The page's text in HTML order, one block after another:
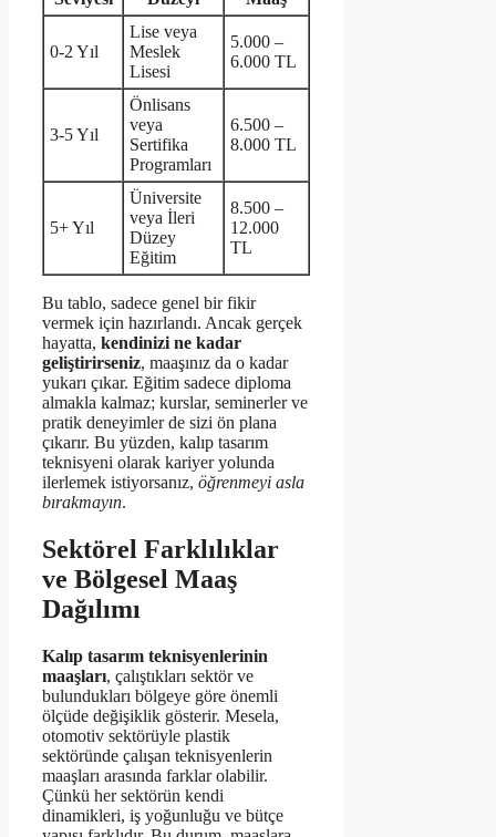
0-2 Yıl
Lise veya
Meslek
Lisesi
5.000 –
6.000 TL
3-5 Yıl
Önlisans
veya
Sertifika
Programları
6.500 –
8.000 TL
5+ Yıl
Üniversite
veya İleri
Düzey
Eğitim
8.500 –
12.000
TL
Bu tablo, sadece genel bir fikir
vermek için hazırlandı. Ancak gerçek
hayatta, kendinizi ne kadar
geliştirirseniz, maaşınız da o kadar
yukarı çıkar. Eğitim sadece diploma
almakla kalmaz; kurslar, seminerler ve
pratik deneyimler de sizi ön plana
çıkarır. Bu yüzden, kalıp tasarım
teknisyeni olarak kariyer yolunda
ilerlemek istiyorsanız, öğrenmeyi asla
bırakmayın.
Sektörel Farklılıklar
ve Bölgesel Maaş
Dağılımı
Kalıp tasarım teknisyenlerinin
maaşları, çalıştıkları sektör ve
bulundukları bölgeye göre önemli
ölçüde değişiklik gösterir. Mesela,
otomotiv sektörüyle plastik
sektöründe çalışan teknisyenlerin
maaşları arasında farklar olabilir.
Çünkü her sektörün kendi
dinamikleri, iş yoğunluğu ve bütçe